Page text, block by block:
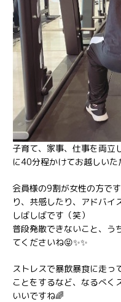
子育て、家事、仕事を両立
に40分程かけてお越しいた
会員様の9割が女性の方で
り、共感したり、アドバイ
しばしばです（笑）
普段発散できないこと、う
てくださいね😝✨✨
ストレスで暴飲暴食に走っ
ことをするなど、なるべく
いいですね🌈